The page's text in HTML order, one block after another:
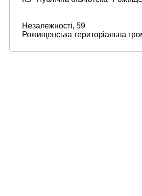
Незалежності, 59
Рожищенська територіальна